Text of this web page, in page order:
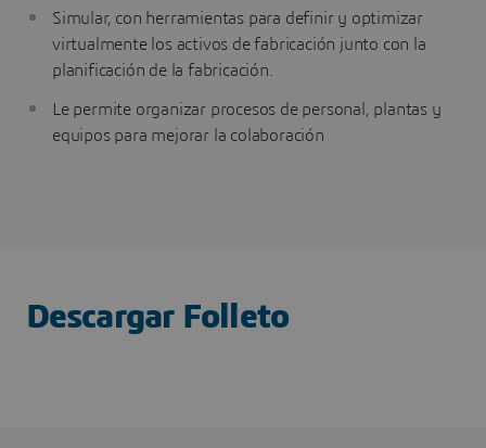
Simular, con herramientas para definir y optimizar
virtualmente los activos de fabricación junto con la
planificación de la fabricación.
Le permite organizar procesos de personal, plantas y
equipos para mejorar la colaboración
Descargar Folleto